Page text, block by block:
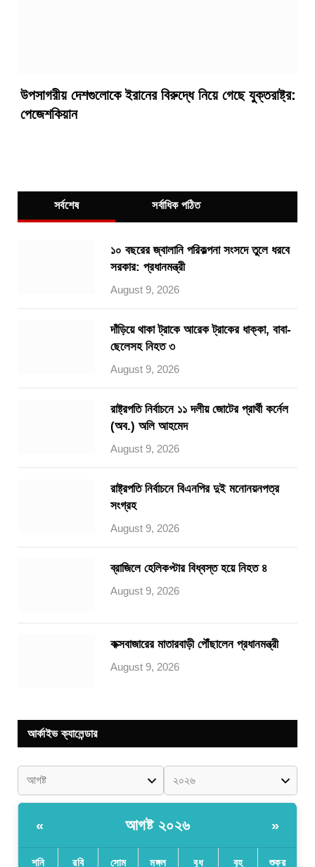
উপসাগরীয় দেশগুলোকে ইরানের বিরুদ্ধে নিয়ে গেছে যুক্তরাষ্ট্র:
পেজেশকিয়ান
সর্বশেষ সর্বাধিক পঠিত
১০ বছরের জ্বালানি পরিকল্পনা সংসদে তুলে ধরবে
সরকার: প্রধানমন্ত্রী
August 9, 2026
দাঁড়িয়ে থাকা ট্রাকে আরেক ট্রাকের ধাক্কা, বাবা-
ছেলেসহ নিহত ৩
August 9, 2026
রাষ্ট্রপতি নির্বাচনে ১১ দলীয় জোটের প্রার্থী কর্নেল
(অব.) অলি আহমেদ
August 9, 2026
রাষ্ট্রপতি নির্বাচনে বিএনপির দুই মনোনয়নপত্র
সংগ্রহ
August 9, 2026
ব্রাজিলে হেলিকপ্টার বিধ্বস্ত হয়ে নিহত ৪
August 9, 2026
কক্সবাজারের মাতারবাড়ী পৌঁছালেন প্রধানমন্ত্রী
August 9, 2026
আর্কাইভ ক্যালেন্ডার
« আগষ্ট ২০২৬ »
শনি রবি সোম মঙ্গল বুধ বৃহ শুক্র